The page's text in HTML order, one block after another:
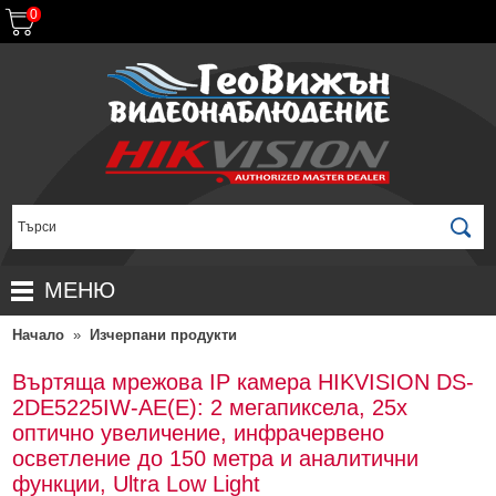
0
МЕНЮ
НАЧАЛО
ПРОДУКТИ
ПРОМОЦИИ
НОВИ ПРОДУКТИ
КОМПЛЕКТИ ЗА ВИДЕОНАБЛЮДЕНИЕ
ЗА ДИСТРИБУТОРИ
ГАРАНЦИОННИ УСЛОВИЯ
ДОСТАВКИ
Начало » Изчерпани продукти
Въртяща мрежова IP камера HIKVISION DS-
2DE5225IW-AE(E): 2 мегапиксела, 25x
оптично увеличение, инфрачервено
осветление до 150 метра и аналитични
функции, Ultra Low Light